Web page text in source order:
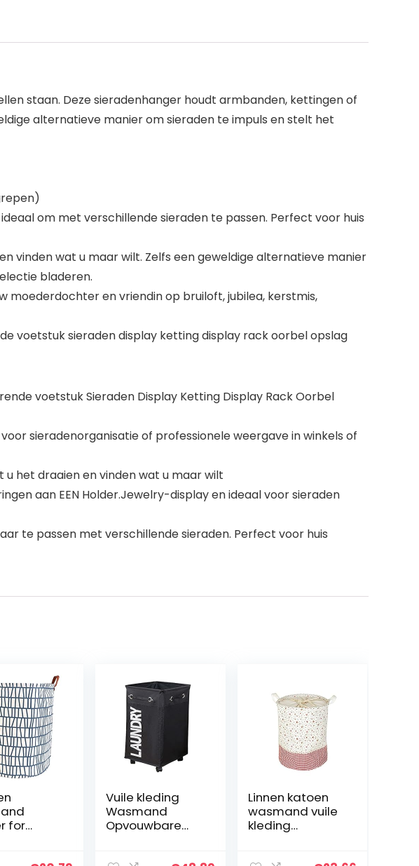
staan. Deze sieradenhanger houdt armbanden, kettingen of
alternatieve manier om sieraden te impuls en stelt het
om met verschillende sieraden te passen. Perfect voor huis
vinden wat u maar wilt. Zelfs een geweldige alternatieve manier
bladeren.
moederdochter en vriendin op bruiloft, jubilea, kerstmis,
voetstuk sieraden display ketting display rack oorbel opslag
voetstuk Sieraden Display Ketting Display Rack Oorbel
sieradenorganisatie of professionele weergave in winkels of
u het draaien en vinden wat u maar wilt
aan EEN Holder.Jewelry-display en ideaal voor sieraden
te passen met verschillende sieraden. Perfect voor huis
for
Vuile kleding
Wasmand
Opvouwbare
Linnen katoen
wasmand vuile
kleding